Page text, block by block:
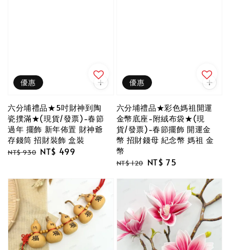
優惠
六分埔禮品★5吋財神到陶
瓷撲滿★(現貨/發票)-春節
過年 擺飾 新年佈置 財神爺
存錢筒 招財裝飾 盒裝
Regular
NT$ 930 Sale
NT$ 499
優惠
六分埔禮品★彩色媽祖開運
金幣底座-附絨布袋★(現
貨/發票)-春節擺飾 開運金
幣 招財錢母 紀念幣 媽祖 金
幣
Regular
NT$ 120 Sale
NT$ 75